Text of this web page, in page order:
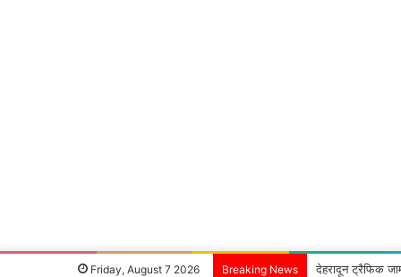
Friday, August 7 2026 Breaking News देहरादून ट्रैफिक